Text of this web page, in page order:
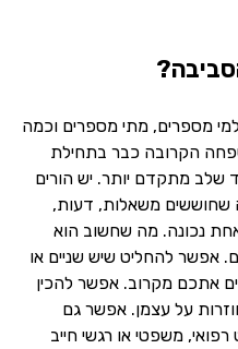
מספרים, מתי מספרים וכמה
הקרובה כבר בתחילת
שלב מתקדם יותר. יש הורים
שחוששים משאלות, דעות,
נכונה. מה שחשוב הוא
אפשר להחליט שיש שניים או
אתכם מקרוב. אפשר להכין
על עצמן. אפשר גם
משפטי או רגשי חייב